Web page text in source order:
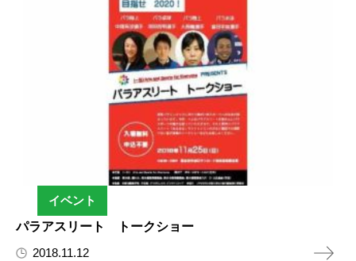
イベント
パラアスリート トークショー
2018.11.12